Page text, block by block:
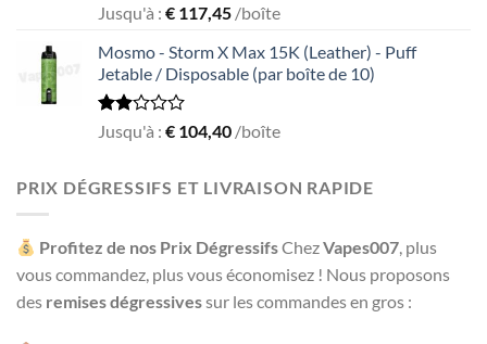
Rated
out
of 5
Jusqu'à : € 117,45 /boîte
Mosmo - Storm X Max 15K (Leather) - Puff
Jetable / Disposable (par boîte de 10)
Rated
of 5
Jusqu'à : € 104,40 /boîte
PRIX DÉGRESSIFS ET LIVRAISON RAPIDE
Profitez de nos Prix DégressifsChezVapes007, plus
vous commandez, plus vous économisez ! Nous proposons
des remises dégressivessur les commandes en gros :